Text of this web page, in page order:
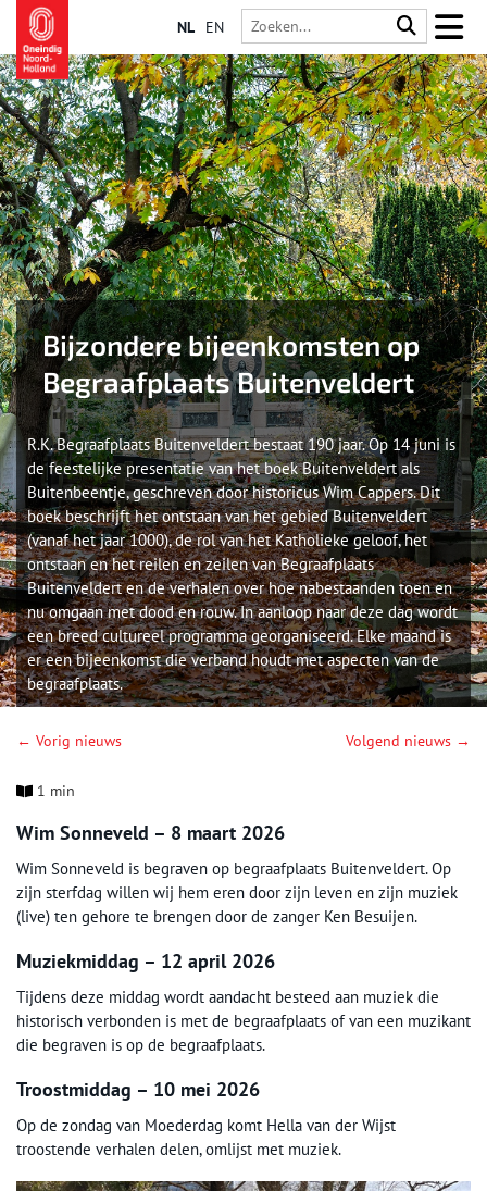
NL EN
Bijzondere bijeenkomsten op
Begraafplaats Buitenveldert
R.K. Begraafplaats Buitenveldert bestaat 190 jaar. Op 14 juni is
de feestelijke presentatie van het boek Buitenveldert als
Buitenbeentje, geschreven door historicus Wim Cappers. Dit
boek beschrijft het ontstaan van het gebied Buitenveldert
(vanaf het jaar 1000), de rol van het Katholieke geloof, het
ontstaan en het reilen en zeilen van Begraafplaats
Buitenveldert en de verhalen over hoe nabestaanden toen en
nu omgaan met dood en rouw. In aanloop naar deze dag wordt
een breed cultureel programma georganiseerd. Elke maand is
er een bijeenkomst die verband houdt met aspecten van de
begraafplaats.
← Vorig nieuws Volgend nieuws →
1 min
Wim Sonneveld – 8 maart 2026
Wim Sonneveld is begraven op begraafplaats Buitenveldert. Op
zijn sterfdag willen wij hem eren door zijn leven en zijn muziek
(live) ten gehore te brengen door de zanger Ken Besuijen.
Muziekmiddag – 12 april 2026
Tijdens deze middag wordt aandacht besteed aan muziek die
historisch verbonden is met de begraafplaats of van een muzikant
die begraven is op de begraafplaats.
Troostmiddag – 10 mei 2026
Op de zondag van Moederdag komt Hella van der Wijst
troostende verhalen delen, omlijst met muziek.